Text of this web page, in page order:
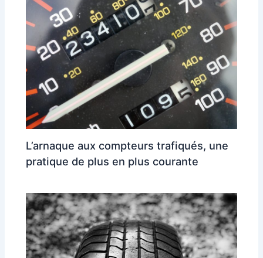
L’arnaque aux compteurs trafiqués, une
pratique de plus en plus courante